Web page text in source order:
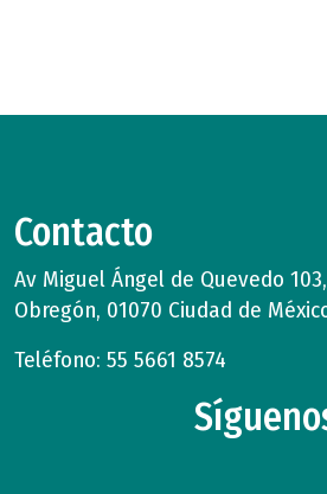
Contacto
Av Miguel Ángel de Quevedo
Obregón, 01070 Ciudad de
Teléfono: 55 5661 8574